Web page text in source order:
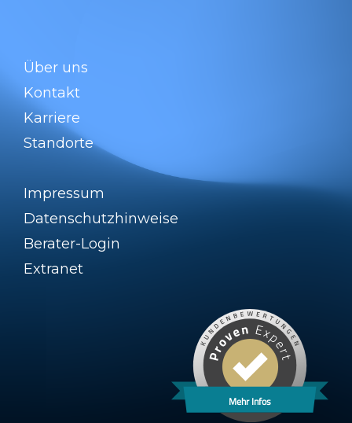
Über uns
Kontakt
Karriere
Standorte
Impressum
Datenschutzhinweise
Berater-Login
Extranet
Mehr Infos